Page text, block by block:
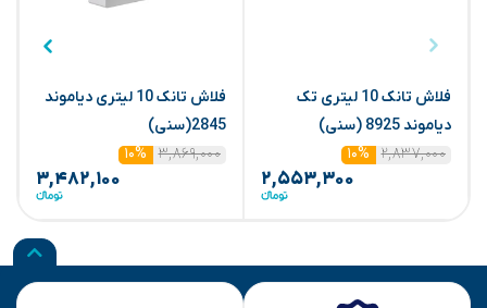
فلاش تانک 10 لیتری تک
دیاموند 8925 (سنی)
۲,۸۳۷,۰۰۰
۱۰%
۲,۵۵۳,۳۰۰
فلاش تانک 10 لیتری دیاموند
2845(سنی)
۳,۸۶۹,۰۰۰
۱۰%
۳,۴۸۲,۱۰۰